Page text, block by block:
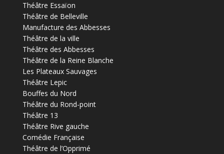
Théâtre Essaïon
Théâtre de Belleville
Manufacture des Abbesses
Théâtre de la ville
Théâtre des Abbesses
Théâtre de la Reine Blanche
Les Plateaux Sauvages
Théâtre Lepic
Bouffes du Nord
Théâtre du Rond-point
Théâtre 13
Théâtre Rive gauche
Comédie Française
Théâtre de l’Opprimé